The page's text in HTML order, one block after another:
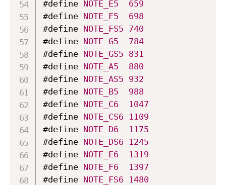
#define NOTE_E5
659
#define NOTE_F5
698
#define NOTE_FS5 740
#define NOTE_G5
784
#define NOTE_GS5 831
#define NOTE_A5
880
#define NOTE_AS5 932
#define NOTE_B5
988
#define NOTE_C6
1047
#define NOTE_CS6
1109
#define NOTE_D6
1175
#define NOTE_DS6
1245
#define NOTE_E6
1319
#define NOTE_F6
1397
#define NOTE_FS6
1480